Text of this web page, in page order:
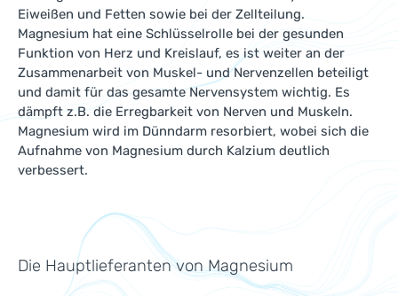
Eiweißen und Fetten sowie bei der Zellteilung.
Magnesium hat eine Schlüsselrolle bei der gesunden
Funktion von Herz und Kreislauf, es ist weiter an der
Zusammenarbeit von Muskel- und Nervenzellen beteiligt
und damit für das gesamte Nervensystem wichtig. Es
dämpft z.B. die Erregbarkeit von Nerven und Muskeln.
Magnesium wird im Dünndarm resorbiert, wobei sich die
Aufnahme von Magnesium durch Kalzium deutlich
verbessert.
Die Hauptlieferanten von Magnesium